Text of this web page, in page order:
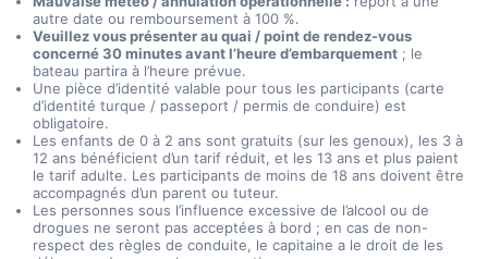
autre date ou remboursement à 100 %.
Veuillez vous présenter au quai / point de rendez-vous
concerné 30 minutes avant l’heure d’embarquement ; le
bateau partira à l’heure prévue.
Une pièce d’identité valable pour tous les participants (carte
d’identité turque / passeport / permis de conduire) est
obligatoire.
Les enfants de 0 à 2 ans sont gratuits (sur les genoux), les 3 à
12 ans bénéficient d’un tarif réduit, et les 13 ans et plus paient
le tarif adulte. Les participants de moins de 18 ans doivent être
accompagnés d’un parent ou tuteur.
Les personnes sous l’influence excessive de l’alcool ou de
drogues ne seront pas acceptées à bord ; en cas de non-
respect des règles de conduite, le capitaine a le droit de les